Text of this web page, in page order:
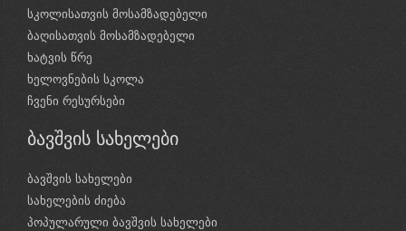
სკოლისათვის მოსამზადებელი
ბაღისათვის მოსამზადებელი
ხატვის წრე
ხელოვნების სკოლა
ჩვენი რესურსები
ბავშვის სახელები
ბავშვის სახელები
სახელების ძიება
პოპულარული ბავშვის სახელები